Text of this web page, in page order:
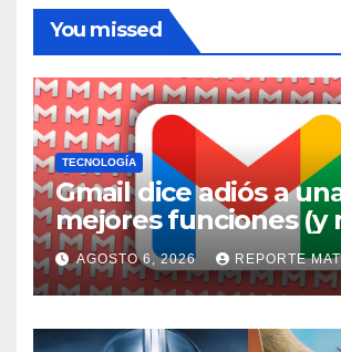
You missed
TECNOLOGÍA
Gmail dice adiós a
mejores funciones (y
alternativa)
AGOSTO 6, 2026 REPORTE